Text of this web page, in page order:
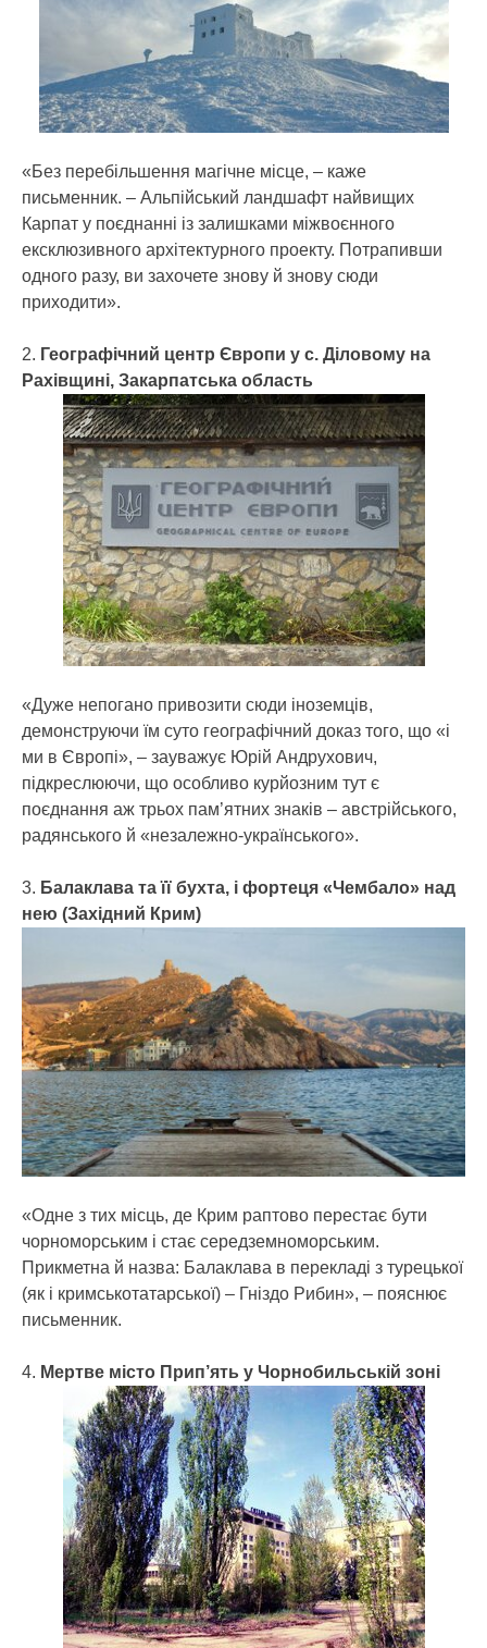
«Без перебільшення магічне місце, – каже
письменник. – Альпійський ландшафт найвищих
Карпат у поєднанні із залишками міжвоєнного
ексклюзивного архітектурного проекту. Потрапивши
одного разу, ви захочете знову й знову сюди
приходити».
2. Географічний центр Європи у с. Діловому на
Рахівщині, Закарпатська область
«Дуже непогано привозити сюди іноземців,
демонструючи їм суто географічний доказ того, що «і
ми в Європі», – зауважує Юрій Андрухович,
підкреслюючи, що особливо курйозним тут є
поєднання аж трьох пам’ятних знаків – австрійського,
радянського й «незалежно-українського».
3. Балаклава та її бухта, і фортеця «Чембало» над
нею (Західний Крим)
«Одне з тих місць, де Крим раптово перестає бути
чорноморським і стає середземноморським.
Прикметна й назва: Балаклава в перекладі з турецької
(як і кримськотатарської) – Гніздо Рибин», – пояснює
письменник.
4. Мертве місто Прип’ять у Чорнобильській зоні